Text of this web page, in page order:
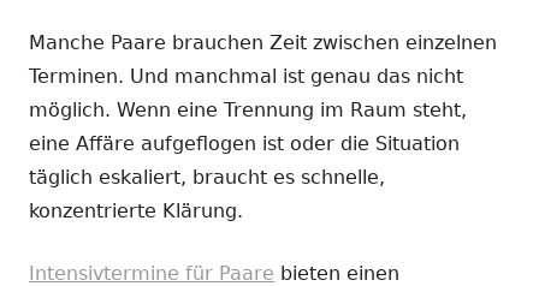
Manche Paare brauchen Zeit zwischen einzelnen
Terminen. Und manchmal ist genau das nicht
möglich. Wenn eine Trennung im Raum steht,
eine Affäre aufgeflogen ist oder die Situation
täglich eskaliert, braucht es schnelle,
konzentrierte Klärung.
Intensivtermine für Paare bieten einen